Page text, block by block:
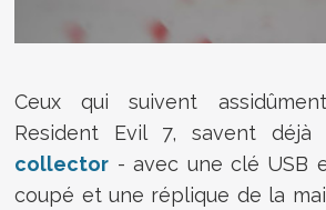
Ceux qui suivent
Resident Evil 7, savent déjà
collector - avec une clé USB
coupé et une réplique de la